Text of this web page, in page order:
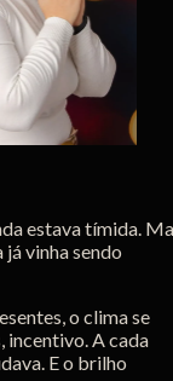
estava tímida.
vinha sendo
o clima se
incentivo. A cada
E o brilho